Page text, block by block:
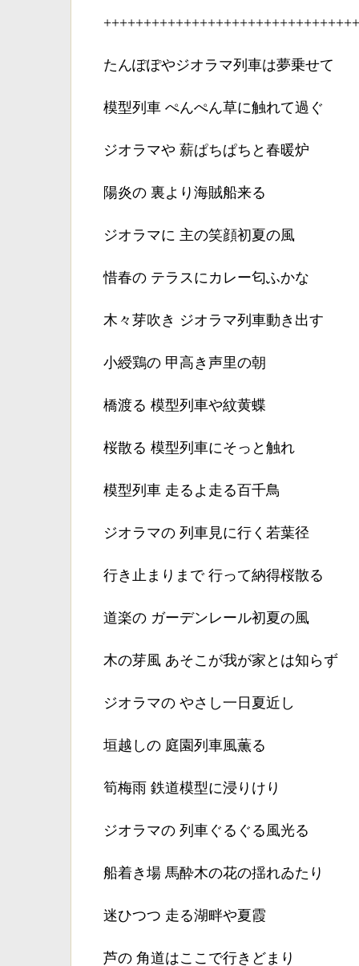
たんぽぽやジオラマ列車は夢乗せて
模型列車 ぺんぺん草に触れて過ぐ
ジオラマや 薪ぱちぱちと春暖炉
陽炎の 裏より海賊船来る
ジオラマに 主の笑顔初夏の風
惜春の テラスにカレー匂ふかな
木々芽吹き ジオラマ列車動き出す
小綬鶏の 甲高き声里の朝
橋渡る 模型列車や紋黄蝶
桜散る 模型列車にそっと触れ
模型列車 走るよ走る百千鳥
ジオラマの 列車見に行く若葉径
行き止まりまで 行って納得桜散る
道楽の ガーデンレール初夏の風
木の芽風 あそこが我が家とは知らず
ジオラマの やさし一日夏近し
垣越しの 庭園列車風薫る
筍梅雨 鉄道模型に浸りけり
ジオラマの 列車ぐるぐる風光る
船着き場 馬酔木の花の揺れゐたり
迷ひつつ 走る湖畔や夏霞
芦の 角道はここで行きどまり